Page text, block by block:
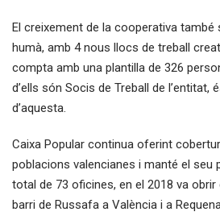
El creixement de la cooperativa també
humà, amb 4 nous llocs de treball
compta amb una plantilla de 326
d’ells són Socis de Treball de l’entitat,
d’aquesta.
Caixa Popular continua oferint
poblacions valencianes i manté el seu
total de 73 oficines, en el 2018 va
barri de Russafa a València i a